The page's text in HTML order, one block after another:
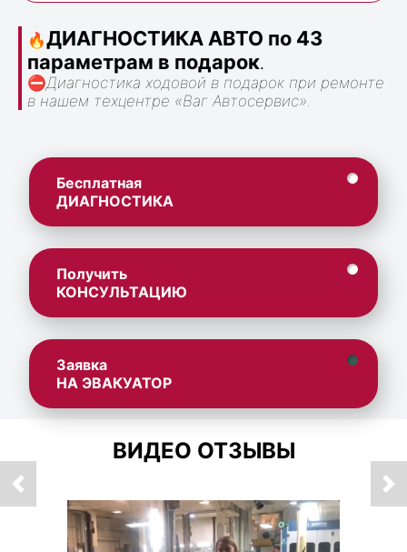
🔥ДИАГНОСТИКА АВТО по 43
параметрам в подарок.
⛔Диагностика ходовой в подарок при ремонте
в нашем техцентре «Ваг Автосервис».
Бесплатная
ДИАГНОСТИКА
Получить
КОНСУЛЬТАЦИЮ
Заявка
НА ЭВАКУАТОР
ВИДЕО ОТЗЫВЫ